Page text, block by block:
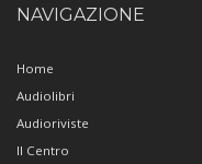
NAVIGAZIONE
Home
Audiolibri
Audioriviste
Il Centro